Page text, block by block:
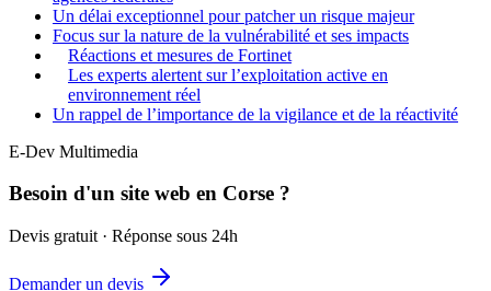
Un délai exceptionnel pour patcher un risque majeur
Focus sur la nature de la vulnérabilité et ses impacts
Réactions et mesures de Fortinet
Les experts alertent sur l’exploitation active en
environnement réel
Un rappel de l’importance de la vigilance et de la réactivité
E-Dev Multimedia
Besoin d'un site web en Corse ?
Devis gratuit · Réponse sous 24h
Demander un devis